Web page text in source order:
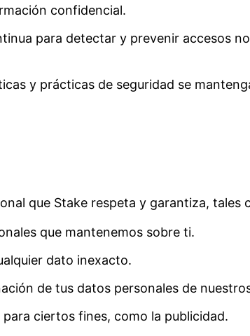
confidencial.
para detectar y prevenir accesos
y prácticas de seguridad se
que Stake respeta y garantiza, tales
que mantenemos sobre ti.
dato inexacto.
de tus datos personales de
ciertos fines, como la publicidad.